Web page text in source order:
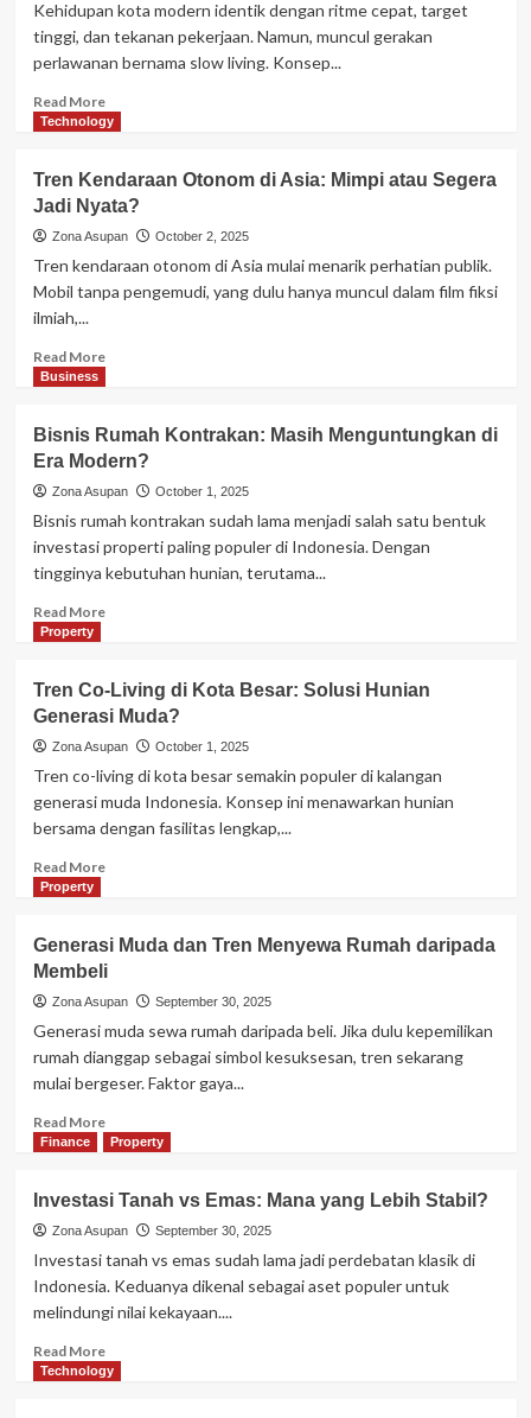
Rentan
Sakit
Generasi
Dulu?
Kehidupan kota modern identik dengan ritme cepat, target
tinggi, dan tekanan pekerjaan. Namun, muncul gerakan
perlawanan bernama slow living. Konsep...
Read MoreRead
more
Living:
Perlawanan
Gaya
Hidup
di
Technology
Tren Kendaraan Otonom di Asia: Mimpi atau Segera
Jadi Nyata?
Zona Asupan October 2, 2025
Tren kendaraan otonom di Asia mulai menarik perhatian publik.
Mobil tanpa pengemudi, yang dulu hanya muncul dalam film fiksi
ilmiah,...
Read MoreRead
Kendaraan
Otonom
di
Asia:
atau
Segera
Business
Bisnis Rumah Kontrakan: Masih Menguntungkan di
Era Modern?
Zona Asupan October 1, 2025
Bisnis rumah kontrakan sudah lama menjadi salah satu bentuk
investasi properti paling populer di Indonesia. Dengan
tingginya kebutuhan hunian, terutama...
Read MoreRead
Rumah
Kontrakan:
Masih
Menguntungkan
Era
Modern?
Property
Tren Co-Living di Kota Besar: Solusi Hunian
Generasi Muda?
Zona Asupan October 1, 2025
Tren co-living di kota besar semakin populer di kalangan
generasi muda Indonesia. Konsep ini menawarkan hunian
bersama dengan fasilitas lengkap,...
Read MoreRead
Co-
Living
di
Kota
Solusi
Hunian
Muda?
Property
Generasi Muda dan Tren Menyewa Rumah daripada
Membeli
Zona Asupan September 30, 2025
Generasi muda sewa rumah daripada beli. Jika dulu kepemilikan
rumah dianggap sebagai simbol kesuksesan, tren sekarang
mulai bergeser. Faktor gaya...
Read MoreRead
more
Muda
dan
Tren
Menyewa
daripada
Finance Property
Investasi Tanah vs Emas: Mana yang Lebih Stabil?
Zona Asupan September 30, 2025
Investasi tanah vs emas sudah lama jadi perdebatan klasik di
Indonesia. Keduanya dikenal sebagai aset populer untuk
melindungi nilai kekayaan....
Read MoreRead
more
Technology